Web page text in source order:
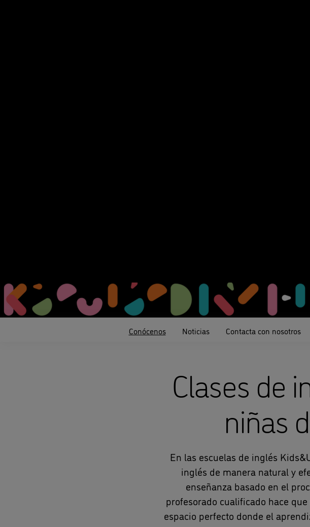
Conócenos Noticias Contacta con nosotros
Clases de
niñas
En las escuelas de inglés
inglés de manera natural y
enseñanza basado en el
profesorado cualificado hace
espacio perfecto donde el